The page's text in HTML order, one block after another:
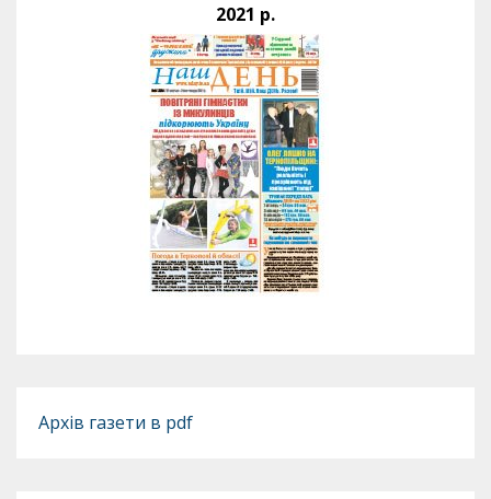
2021 р.
Архів газети в pdf